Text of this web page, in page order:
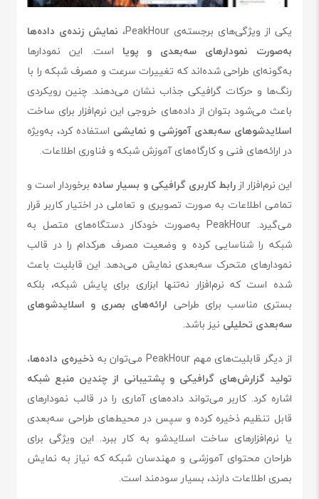
یکی از ویژگی‌های برجسته‌ی PeakHour،
نمایش زنده‌ی داده‌ها
به‌صورت نمودارهای سه‌بعدی و پویا است. این نمودارها
به‌گونه‌ای طراحی شده‌اند که تغییرات سرعت و مصرف شبکه را با
رنگ‌ها و حرکات گرافیکی جذاب نشان می‌دهند. چنین رویکردی
باعث می‌شود بتوان از داده‌های خروجی این نرم‌افزار برای ساخت
اسلایدشوهای سه‌بعدی آموزشی و نمایشی استفاده کرد، به‌ویژه
در ارائه‌های فنی و کارگاه‌های آموزش شبکه و فناوری اطلاعات.
این نرم‌افزار ازرابط کاربری گرافیکی و بسیار ساده برخوردار است و
تمامی اطلاعات به صورت تصویری و تعاملی در اختیار کاربر قرار
می‌گیرد. PeakHour به‌صورت خودکار دستگاه‌های متصل به
شبکه را شناسایی کرده و وضعیت مصرف هرکدام را در قالب
نمودارهای متحرک سه‌بعدی نمایش می‌دهد. این قابلیت باعث
شده است که نرم‌افزار نه‌تنها ابزاری برای پایش شبکه، بلکه
بستری مناسب برای طراحی ارائه‌های بصری و اسلایدشوهای
سه‌بعدی تحلیلی نیز باشد.
از دیگر قابلیت‌های مهم PeakHour می‌توان به
ذخیره‌ی داده‌ها،
تولید گزارش‌های گرافیکی و پشتیبانی از چندین منبع شبکه
اشاره کرد. کاربر می‌تواند داده‌های آماری را در قالب نمودارهای
قابل تنظیم ذخیره کرده و سپس در محیط‌های طراحی سه‌بعدی
یا نرم‌افزارهای ساخت اسلایدشو به کار ببرد. این ویژگی برای
طراحان محتوای آموزشی و مهندسان شبکه که نیاز به نمایش
بصری اطلاعات دارند، بسیار سودمند است.